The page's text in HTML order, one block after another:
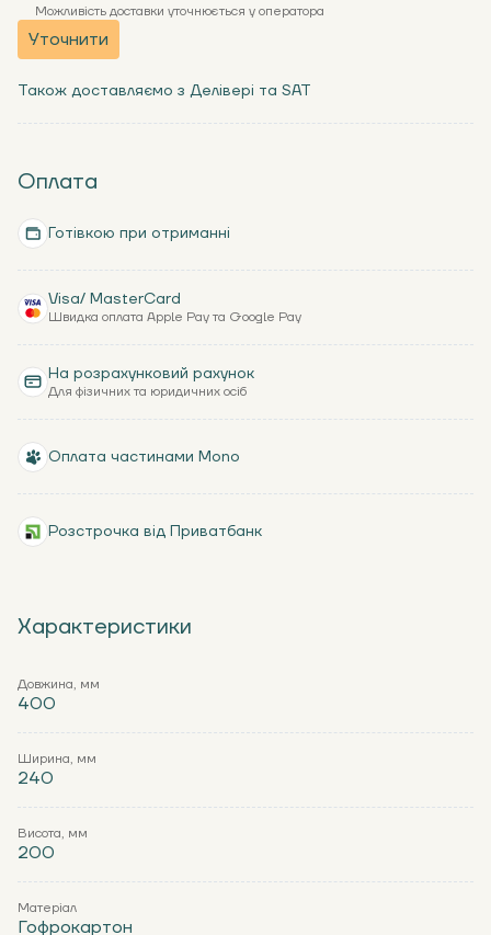
Характеристики
Довжина, мм
400
Ширина, мм
240
Висота, мм
200
Матеріал
Гофрокартон
Можливість доставки уточнюється у оператора
Уточнити
Також доставляємо з Делівері та SAT
Оплата
Готівкою при отриманні
Visa/ MasterCard
Швидка оплата Apple Pay та Google Pay
На розрахунковий рахунок
Для фізичних та юридичних осіб
Оплата частинами Mono
Розстрочка від Приватбанк